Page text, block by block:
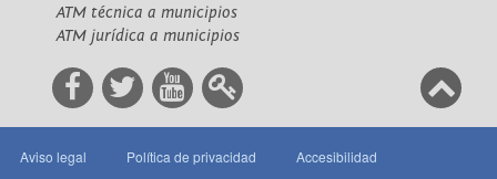
ATM técnica a municipios
ATM jurídica a municipios
Aviso legal Política de privacidad Accesibilidad